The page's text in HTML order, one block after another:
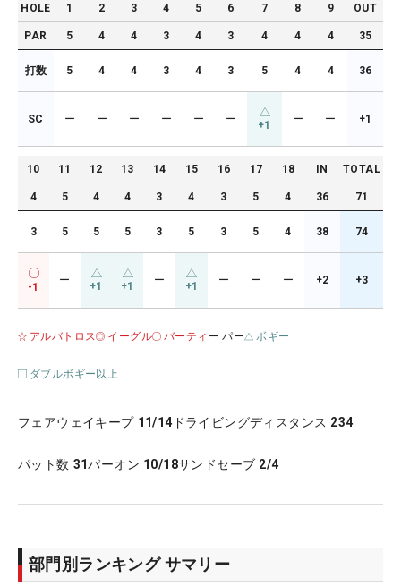
HOLE 1 2 3 4 5 6 7 8 9 OUT
PAR 5 4 4 3 4 3 4 4 4 35
打数 5 4 4 3 4 3 5 4 4 36
SC ー ー ー ー ー ー +1 ー ー +1
10 11 12 13 14 15 16 17 18 IN TOTAL
4 5 4 4 3 4 3 5 4 36 71
3 5 5 5 3 5 3 5 4 38 74
-1
ー +1 +1 ー +1 ー ー ー +2 +3
アルバトロス イーグル バーティ ー パー ボギー
ダブルボギー以上
フェアウェイキープ 11/14 ドライビングディスタンス 234
パット数 31パーオン 10/18サンドセーブ 2/4
部門別ランキング サマリー